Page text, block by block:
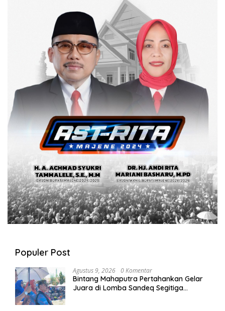
Populer Post
Agustus 9, 2026 0 Komentar
Bintang Mahaputra Pertahankan Gelar
Juara di Lomba Sandeq Segitiga